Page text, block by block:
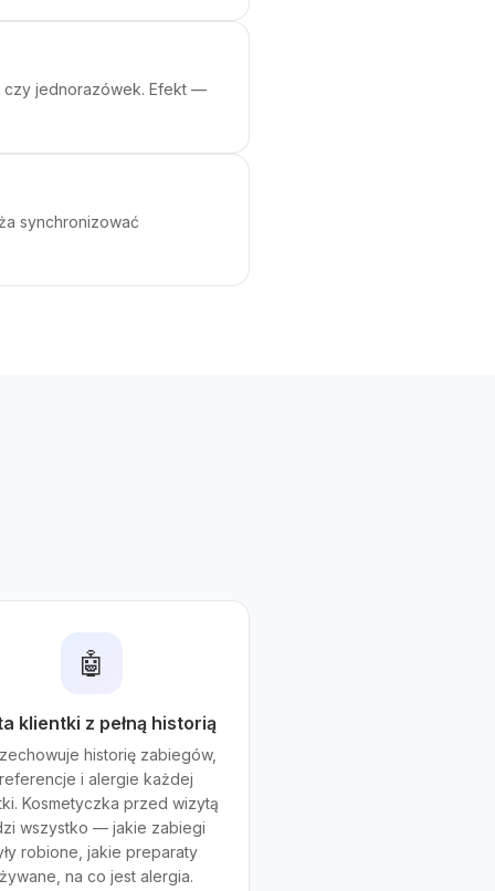
czy jednorazówek. Efekt —
synchronizować
🤖
klientki z pełną historią
historię zabiegów,
i alergie każdej
Kosmetyczka przed wizytą
wszystko — jakie zabiegi
robione, jakie preparaty
na co jest alergia.